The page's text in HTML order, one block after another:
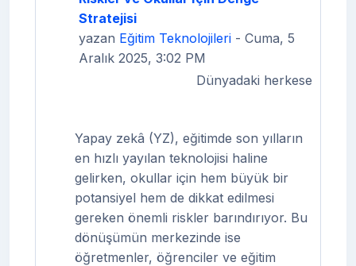
Stratejisi
yazan Eğitim Teknolojileri - Cuma, 5
Aralık 2025, 3:02 PM
Dünyadaki herkese
Yapay zekâ (YZ), eğitimde son yılların
en hızlı yayılan teknolojisi haline
gelirken, okullar için hem büyük bir
potansiyel hem de dikkat edilmesi
gereken önemli riskler barındırıyor. Bu
dönüşümün merkezinde ise
öğretmenler, öğrenciler ve eğitim